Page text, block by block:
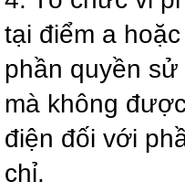
tại điểm a
phần quyền
mà không
điện đối với
chỉ.